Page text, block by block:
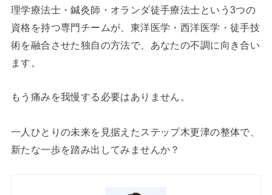
理学療法士・鍼灸師・オランダ徒手療法士という3つの
資格を持つ専門チームが、東洋医学・西洋医学・徒手技
術を融合させた独自の方法で、あなたの不調に向き合い
ます。
もう痛みを我慢する必要はありません。
一人ひとりの未来を見据えたステップ木更津の整体で、
新たな一歩を踏み出してみませんか？